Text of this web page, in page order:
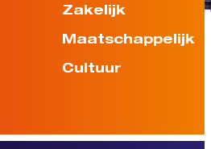
Zakelijk
Maatschappelijk
Cultuur